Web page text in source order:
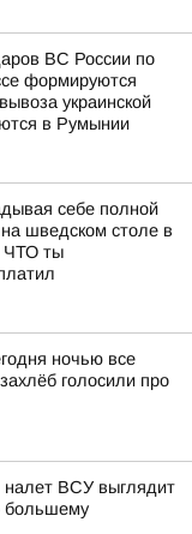
ВС России по
формируются
украинской
в Румынии
себе полной
шведском столе в
ЧТО ты
ночью все
голосили про
ВСУ выглядит
большему